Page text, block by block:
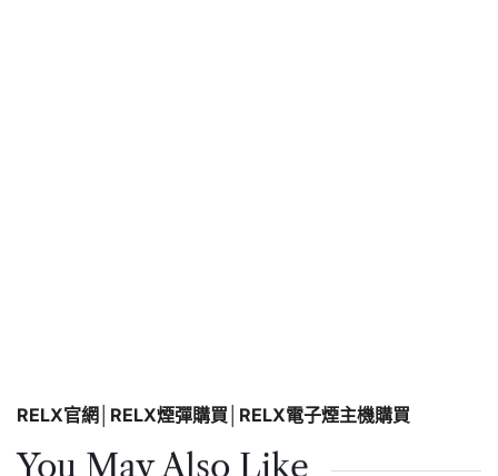
RELX官網 RELX煙彈購買 RELX電子煙主機購買
You May Also Like